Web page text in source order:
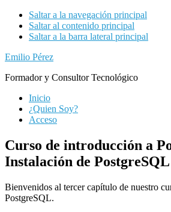
Saltar a la navegación principal
Saltar al contenido principal
Saltar a la barra lateral principal
Emilio Pérez
Formador y Consultor Tecnológico
Inicio
¿Quien Soy?
Acceso
Curso de introducción a
Instalación de
Bienvenidos al tercer capítulo de nuestro
PostgreSQL.